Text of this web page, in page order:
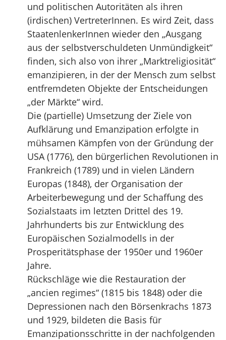
und politischen Autoritäten als ihren
(irdischen) VertreterInnen. Es wird Zeit, dass
StaatenlenkerInnen wieder den „Ausgang
aus der selbstverschuldeten Unmündigkeit“
finden, sich also von ihrer „Marktreligiosität“
emanzipieren, in der der Mensch zum selbst
entfremdeten Objekte der Entscheidungen
„der Märkte“ wird.
Die (partielle) Umsetzung der Ziele von
Aufklärung und Emanzipation erfolgte in
mühsamen Kämpfen von der Gründung der
USA (1776), den bürgerlichen Revolutionen in
Frankreich (1789) und in vielen Ländern
Europas (1848), der Organisation der
Arbeiterbewegung und der Schaffung des
Sozialstaats im letzten Drittel des 19.
Jahrhunderts bis zur Entwicklung des
Europäischen Sozialmodells in der
Prosperitätsphase der 1950er und 1960er
Jahre.
Rückschläge wie die Restauration der
„ancien regimes“ (1815 bis 1848) oder die
Depressionen nach den Börsenkrachs 1873
und 1929, bildeten die Basis für
Emanzipationsschritte in der nachfolgenden